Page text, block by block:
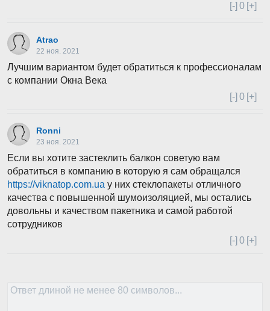
[-] 0 [+]
Atrao
22 ноя. 2021
Лучшим вариантом будет обратиться к профессионалам
с компании Окна Века
[-] 0 [+]
Ronni
23 ноя. 2021
Если вы хотите застеклить балкон советую вам
обратиться в компанию в которую я сам обращался
https://viknatop.com.ua у них стеклопакеты отличного
качества с повышенной шумоизоляцией, мы остались
довольны и качеством пакетника и самой работой
сотрудников
[-] 0 [+]